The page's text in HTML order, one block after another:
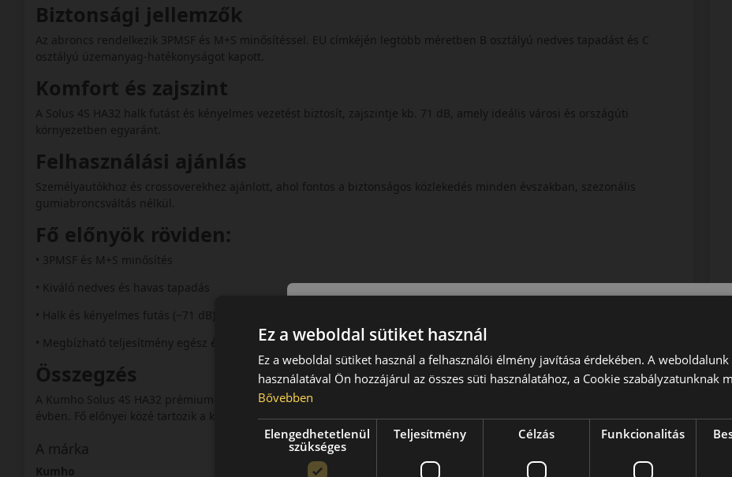
Biztonsági jellemzők
Az abroncs rendelkezik 3PMSF és M+S minősítéssel. EU címkéjén legtöbb méretben B osztályú nedves tapadást és C
osztályú üzemanyag-hatékonyságot kapott.
Komfort és zajszint
A Solus 4S HA32 halk futást és kényelmes vezetést biztosít, zajszintje kb. 71 dB, amely ideális városi és országúti
környezetben egyaránt.
Felhasználási ajánlás
Személyautókhoz és crossoverekhez ajánlott, ahol fontos a biztonságos közlekedés minden évszakban, szezonális
gumiabroncsváltás nélkül.
Fő előnyök röviden:
• 3PMSF és M+S minősítés
• Kiváló nedves és havas tapadás
• Halk és kényelmes futás (~71 dB)
• Megbízható teljesítmény egész évben
Összegzés
A Kumho Solus 4S HA32 prémium választás azoknak, akik biztonságos és kényelmes közlekedést szeretnének egész
évben. Fő előnyei közé tartozik a kiváló havas és nedves tapadás, a halk futás és a 3PMSF minősítés.
A márka
Kumho
Ez a weboldal sütiket használ
Ez a weboldal sütiket használ a felhasználói élmény javítása érdekében. A weboldalunk
használatával Ön hozzájárul az összes süti használatához, a Cookie szabályzatunknak
Bővebben
Elengedhetetlenül
szükséges
Teljesítmény Célzás Funkcionalitás